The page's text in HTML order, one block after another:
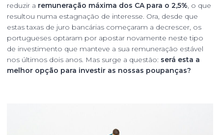
reduzir a remuneração máxima dos CA para o 2,5%, o que
resultou numa estagnação de interesse. Ora, desde que
estas taxas de juro bancárias começaram a decrescer, os
portugueses optaram por apostar novamente neste tipo
de investimento que manteve a sua remuneração estável
nos últimos dois anos. Mas surge a questão: será esta a
melhor opção para investir as nossas poupanças?